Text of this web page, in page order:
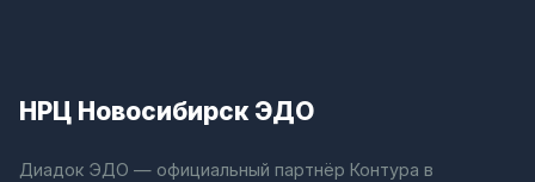
НРЦ Новосибирск ЭДО
Диадок ЭДО — официальный партнёр Контура в